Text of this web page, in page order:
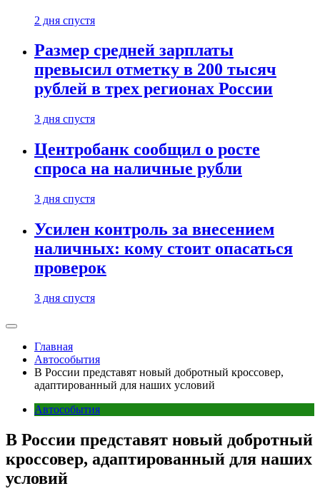
2 дня спустя
Размер средней зарплаты
превысил отметку в 200 тысяч
рублей в трех регионах России
3 дня спустя
Центробанк сообщил о росте
спроса на наличные рубли
3 дня спустя
Усилен контроль за внесением
наличных: кому стоит опасаться
проверок
3 дня спустя
Главная
Автособытия
В России представят новый добротный кроссовер,
адаптированный для наших условий
Автособытия
В России представят новый добротный
кроссовер, адаптированный для наших
условий